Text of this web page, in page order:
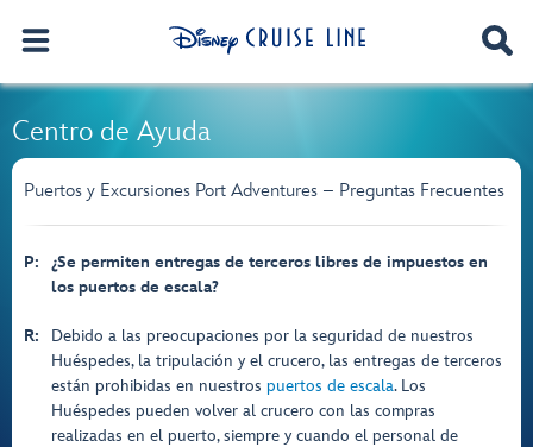
Centro de Ayuda
Puertos y Excursiones Port Adventures – Preguntas Frecuentes
P:
¿Se permiten entregas de terceros libres de impuestos en
los puertos de escala?
R:
Debido a las preocupaciones por la seguridad de nuestros
Huéspedes, la tripulación y el crucero, las entregas de terceros
están prohibidas en nuestros puertos de escala. Los
Huéspedes pueden volver al crucero con las compras
realizadas en el puerto, siempre y cuando el personal de